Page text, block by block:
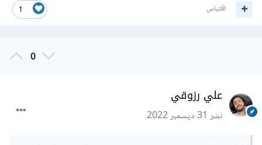
1 اقتباس
0
علي رزوقي
نشر31 ديسمبر 2022